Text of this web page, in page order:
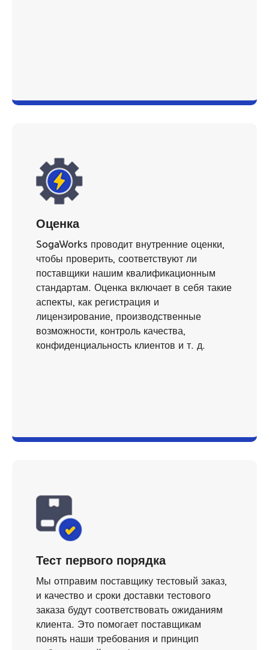
Оценка
SogaWorks проводит внутренние оценки,
чтобы проверить, соответствуют ли
поставщики нашим квалификационным
стандартам. Оценка включает в себя такие
аспекты, как регистрация и
лицензирование, производственные
возможности, контроль качества,
конфиденциальность клиентов и т. д.
Тест первого порядка
Мы отправим поставщику тестовый заказ,
и качество и сроки доставки тестового
заказа будут соответствовать ожиданиям
клиента. Это помогает поставщикам
понять наши требования и принцип